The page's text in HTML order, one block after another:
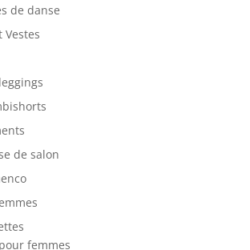
de danse
Vestes
de salon
femmes